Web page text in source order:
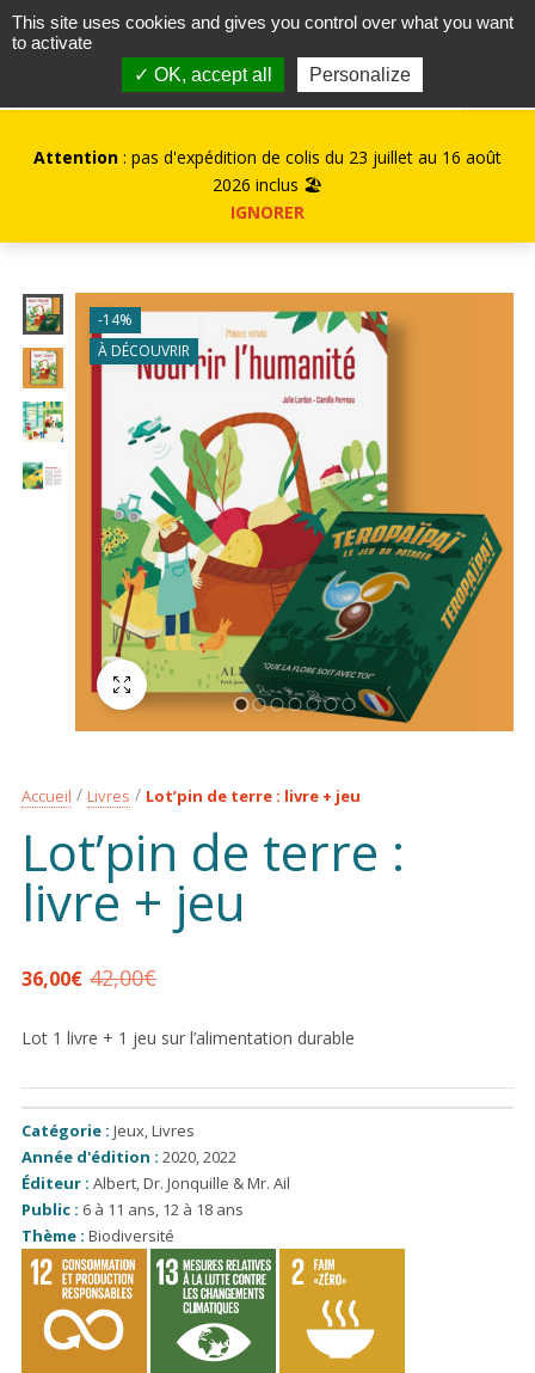
contact@kurioz.org
Attention : pas d'expédition de colis du 23 juillet au 16 août
2026 inclus 🏖️
IGNORER
-14%
À DÉCOUVRIR
Plein écran
Accueil Livres Lot’pin de terre : livre + jeu
Lot’pin de terre :
livre + jeu
42,00€
36,00€
Lot 1 livre + 1 jeu sur l’alimentation durable
Catégorie : Jeux Livres
Année d'édition : 2020, 2022
Éditeur : Albert Dr. Jonquille & Mr. Ail
Public : 6 à 11 ans 12 à 18 ans
Thème : Biodiversité
This site uses cookies and gives you control over what you want
to activate
✓ OK, accept all
Personalize